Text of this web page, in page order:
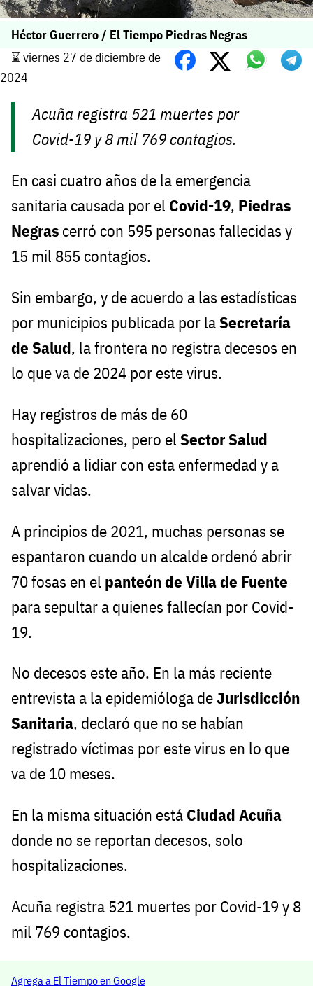
Héctor Guerrero / El Tiempo Piedras Negras
⌛️ viernes 27 de diciembre de
2024
Acuña registra 521 muertes por
Covid-19 y 8 mil 769 contagios.
En casi cuatro años de la emergencia
sanitaria causada por el Covid-19, Piedras
Negras cerró con 595 personas fallecidas y
15 mil 855 contagios.
Sin embargo, y de acuerdo a las estadísticas
por municipios publicada por laSecretaría
de Salud, la frontera no registra decesos en
lo que va de 2024 por este virus.
Hay registros de más de 60
hospitalizaciones, pero el Sector Salud
aprendió a lidiar con esta enfermedad y a
salvar vidas.
A principios de 2021, muchas personas se
espantaron cuando un alcalde ordenó abrir
70 fosas en el panteón de Villa de Fuente
para sepultar a quienes fallecían por Covid-
19.
No decesos este año. En la más reciente
entrevista a la epidemióloga deJurisdicción
Sanitaria, declaró que no se habían
registrado víctimas por este virus en lo que
va de 10 meses.
En la misma situación está Ciudad Acuña
donde no se reportan decesos, solo
hospitalizaciones.
Acuña registra 521 muertes por Covid-19 y 8
mil 769 contagios.
Agrega a El Tiempo en Google